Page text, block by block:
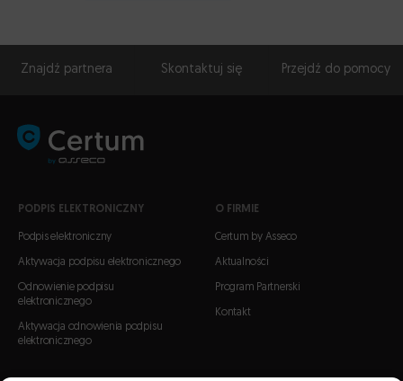
PODPIS ELEKTRONICZNY
Podpis elektroniczny
Aktywacja podpisu elektronicznego
Odnowienie podpisu
elektronicznego
Aktywacja odnowienia podpisu
elektronicznego
O FIRMIE
Certum by Asseco
Aktualności
Program Partnerski
Kontakt
Znajdź partnera Skontaktuj się Przejdź do pomocy